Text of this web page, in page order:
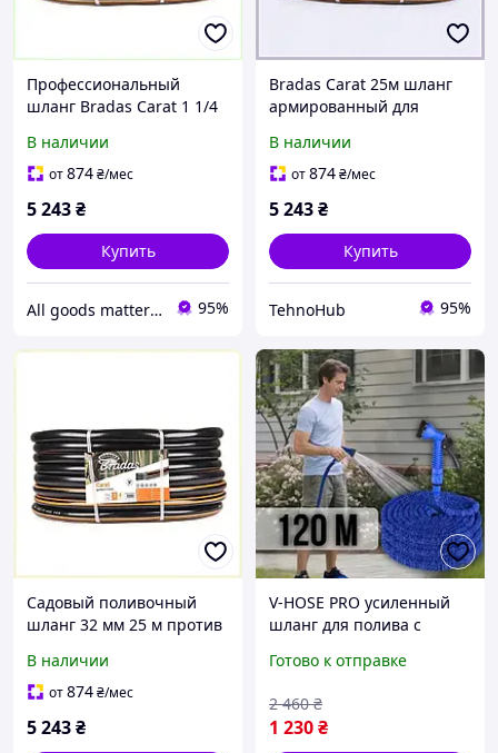
Профессиональный
шланг Bradas Carat 1 1/4
85E4E54X60
В наличии
от874₴/мес
5 243₴
Купить
All goods matter - актуальные товары на каждый день 95%
Bradas Carat 25м шланг
армированный для
8X5T45460T
В наличии
от874₴/мес
5 243₴
Купить
TehnoHub 95%
Садовый поливочный
шланг 32 мм 25 м против
В наличии
от874₴/мес
5 243₴
V-HOSE PRO усиленный
шланг для полива с
длина 120 м
Готово к отправке
1 230₴
2 460 ₴